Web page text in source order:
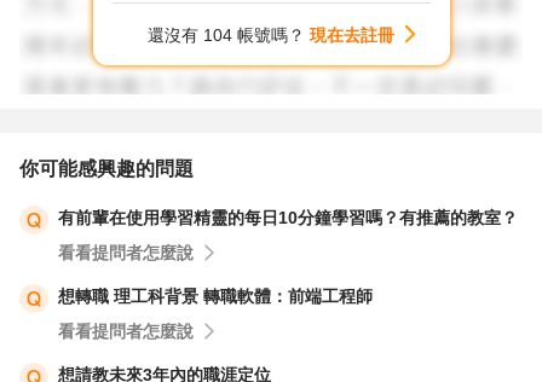
還沒有 104 帳號嗎？ 現在去註冊
你可能感興趣的問題
有前輩在使用學習精靈的每日10分鐘學習嗎？有推薦的教室？
看看提問者怎麼說
想轉職 理工科背景 轉職軟體：前端工程師
看看提問者怎麼說
想請教未來3年內的職涯定位